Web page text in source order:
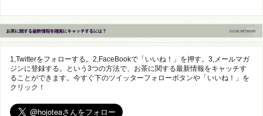
1,Twitterをフォローする。2,FaceBookで「いいね！」を押す。3,メールマガ
ジンに登録する。という3つの方法で、お茶に関する最新情報をキャッチす
ることができます。今すぐ下のツイッターフォローボタンや「いいね！」を
クリック！